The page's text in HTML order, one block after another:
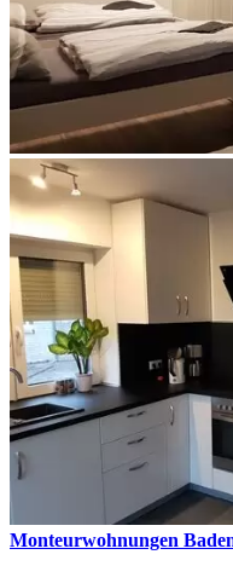
Monteurwohnungen